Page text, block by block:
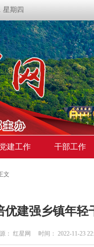
星期四
党建工作 干部工作
文
优建强乡镇年轻
： 红星网 时间： 2022-11-23